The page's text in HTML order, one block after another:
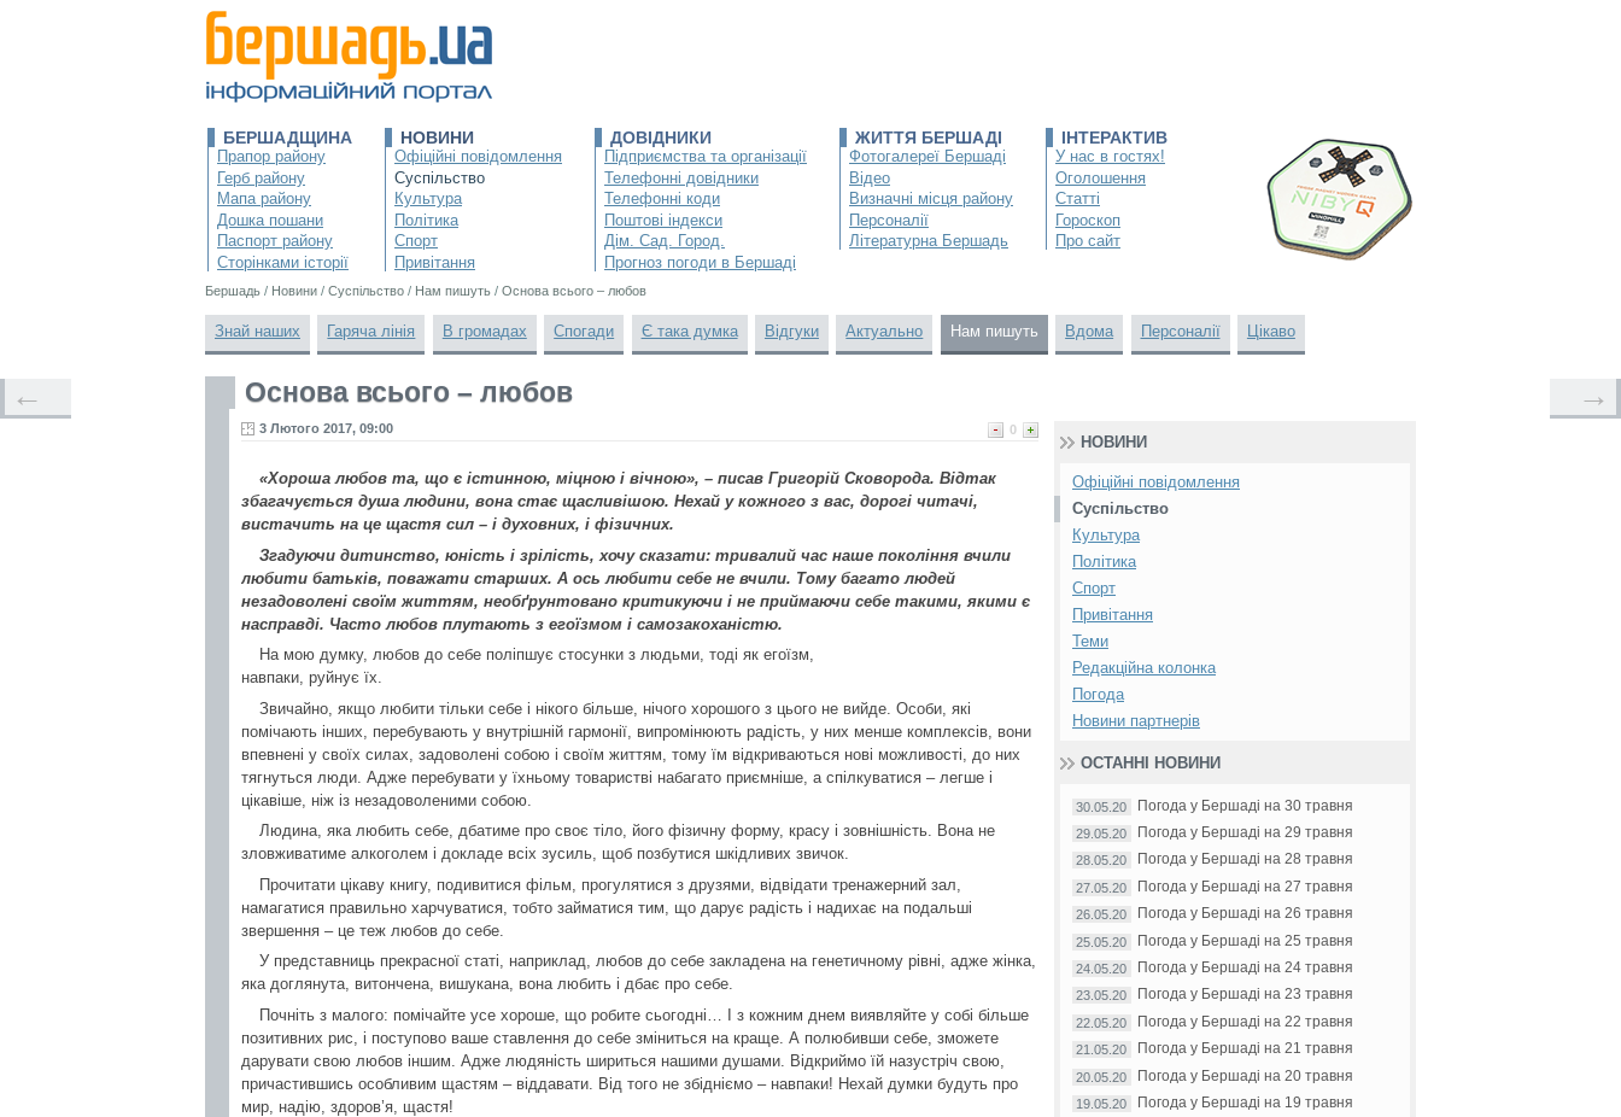
БЕРШАДЩИНА
Прапор району
Герб району
Мапа району
Дошка пошани
Паспорт району
Сторінками історії
НОВИНИ
Офіційні повідомлення
Суспільство
Культура
Політика
Спорт
Привітання
ДОВІДНИКИ
Підприємства та організації
Телефонні довідники
Телефонні коди
Поштові індекси
Дім. Сад. Город.
Прогноз погоди в Бершаді
ЖИТТЯ БЕРШАДІ
Фотогалереї Бершаді
Відео
Визначні місця району
Персоналії
Літературна Бершадь
ІНТЕРАКТИВ
У нас в гостях!
Оголошення
Статті
Гороскоп
Про сайт
Бершадь / Новини / Суспільство / Нам пишуть / Основа всього – любов
Знай наших Гаряча лінія В громадах Спогади Є така думка Відгуки Актуально Нам пишуть Вдома Персоналії Цікаво
Основа всього – любов
0
3 Лютого 2017, 09:00
«Хороша любов та, що є істинною, міцною і вічною», – писав Григорій Сковорода. Відтак
збагачується душа людини, вона стає щасливішою. Нехай у кожного з вас, дорогі читачі,
вистачить на це щастя сил – і духовних, і фізичних.
Згадуючи дитинство, юність і зрілість, хочу сказати: тривалий час наше покоління вчили
любити батьків, поважати старших. А ось любити себе не вчили. Тому багато людей
незадоволені своїм життям, необґрунтовано критикуючи і не приймаючи себе такими, якими є
насправді. Часто любов плутають з егоїзмом і самозакоханістю.
На мою думку, любов до себе поліпшує стосунки з людьми, тоді як егоїзм,
навпаки, руйнує їх.
Звичайно, якщо любити тільки себе і нікого більше, нічого хорошого з цього не вийде. Особи, які
помічають інших, перебувають у внутрішній гармонії, випромінюють радість, у них менше комплексів, вони
впевнені у своїх силах, задоволені собою і своїм життям, тому їм відкриваються нові можливості, до них
тягнуться люди. Адже перебувати у їхньому товаристві набагато приємніше, а спілкуватися – легше і
цікавіше, ніж із незадоволеними собою.
Людина, яка любить себе, дбатиме про своє тіло, його фізичну форму, красу і зовнішність. Вона не
зловживатиме алкоголем і докладе всіх зусиль, щоб позбутися шкідливих звичок.
Прочитати цікаву книгу, подивитися фільм, прогулятися з друзями, відвідати тренажерний зал,
намагатися правильно харчуватися, тобто займатися тим, що дарує радість і надихає на подальші
звершення – це теж любов до себе.
У представниць прекрасної статі, наприклад, любов до себе закладена на генетичному рівні, адже жінка,
яка доглянута, витончена, вишукана, вона любить і дбає про себе.
Почніть з малого: помічайте усе хороше, що робите сьогодні… І з кожним днем виявляйте у собі більше
позитивних рис, і поступово ваше ставлення до себе зміниться на краще. А полюбивши себе, зможете
дарувати свою любов іншим. Адже людяність шириться нашими душами. Відкриймо їй назустріч свою,
причастившись особливим щастям – віддавати. Від того не збідніємо – навпаки! Нехай думки будуть про
мир, надію, здоров’я, щастя!
← →
НОВИНИ
Офіційні повідомлення
Суспільство
Культура
Політика
Спорт
Привітання
Теми
Редакційна колонка
Погода
Новини партнерів
ОСТАННІ НОВИНИ
30.05.20 Погода у Бершаді на 30 травня
29.05.20 Погода у Бершаді на 29 травня
28.05.20 Погода у Бершаді на 28 травня
27.05.20 Погода у Бершаді на 27 травня
26.05.20 Погода у Бершаді на 26 травня
25.05.20 Погода у Бершаді на 25 травня
24.05.20 Погода у Бершаді на 24 травня
23.05.20 Погода у Бершаді на 23 травня
22.05.20 Погода у Бершаді на 22 травня
21.05.20 Погода у Бершаді на 21 травня
20.05.20 Погода у Бершаді на 20 травня
19.05.20 Погода у Бершаді на 19 травня